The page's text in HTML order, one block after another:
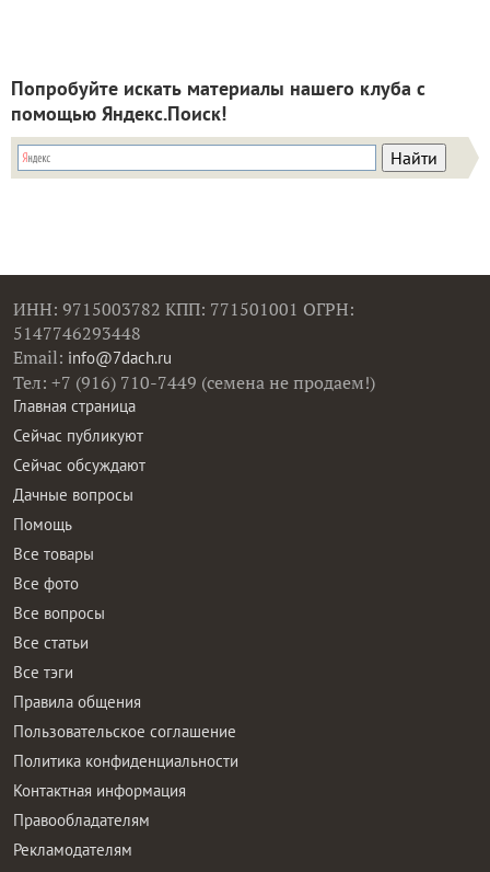
Попробуйте искать материалы нашего клуба с
помощью Яндекс.Поиск!
ИНН: 9715003782 КПП: 771501001 ОГРН:
5147746293448
Email: info@7dach.ru
Тел: +7 (916) 710-7449 (семена не продаем!)
Главная страница
Сейчас публикуют
Сейчас обсуждают
Дачные вопросы
Помощь
Все товары
Все фото
Все вопросы
Все статьи
Все тэги
Правила общения
Пользовательское соглашение
Политика конфиденциальности
Контактная информация
Правообладателям
Рекламодателям